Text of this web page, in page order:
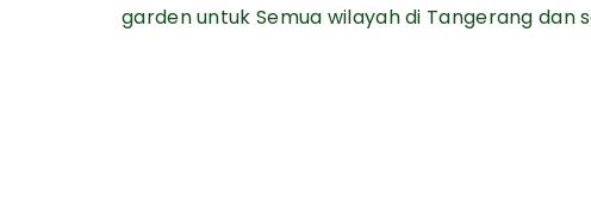
garden untuk Semua wilayah di Tangerang dan